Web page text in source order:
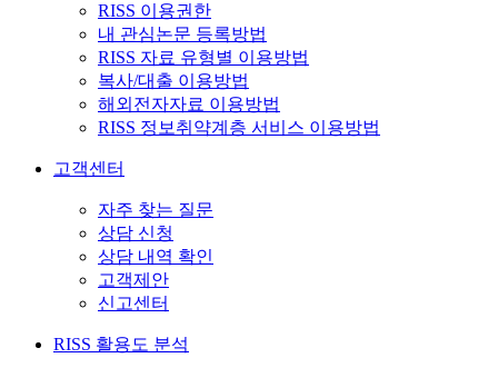
RISS 이용권한
내 관심논문 등록방법
RISS 자료 유형별 이용방법
복사/대출 이용방법
해외전자자료 이용방법
RISS 정보취약계층 서비스 이용방법
고객센터
자주 찾는 질문
상담 신청
상담 내역 확인
고객제안
신고센터
RISS 활용도 분석